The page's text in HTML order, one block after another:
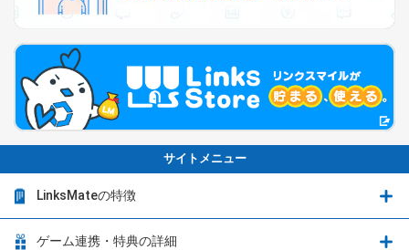
サイトメニュー
LinksMateの特徴
LinksMateの特徴
ゲーム連携・特典の詳細